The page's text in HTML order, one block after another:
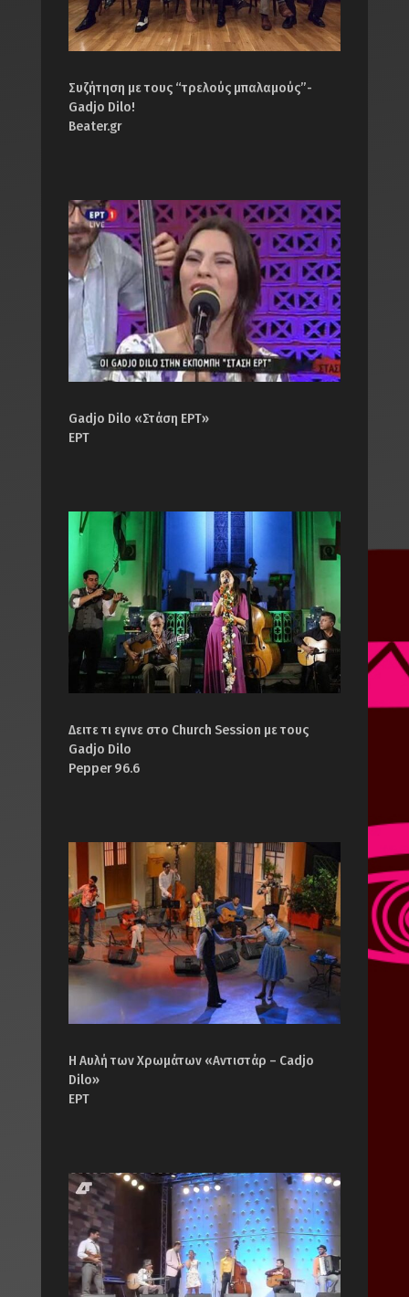
Συζήτηση με τους “τρελούς μπαλαμούς”-
Gadjo Dilo!
Beater.gr
Gadjo Dilo «Στάση ΕΡΤ»
ΕΡΤ
Δειτε τι εγινε στο Church Session με τους
Gadjo Dilo
Pepper 96.6
Η Αυλή των Χρωμάτων «Αντιστάρ – Cadjo
Dilo»
ΕΡΤ